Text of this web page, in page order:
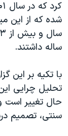
ساله داشتند.
با تکیه بر این
تحلیل چرایی
حال تغییر است
سنتی، تصمیم